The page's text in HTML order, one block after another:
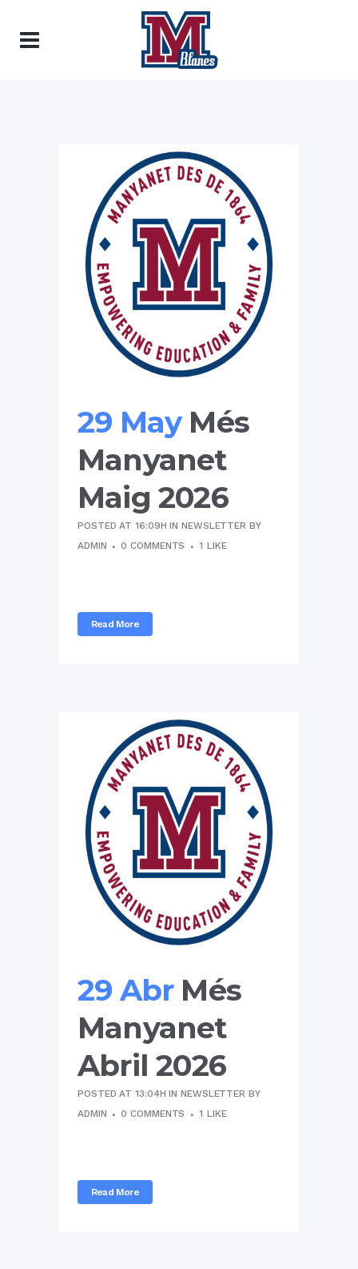
29 May Més
Manyanet
Maig 2026
POSTED AT 16:09H INNEWSLETTER BY
ADMIN
0 COMMENTS 1 LIKE
Read More
29 Abr Més
Manyanet
Abril 2026
POSTED AT 13:04H INNEWSLETTER BY
ADMIN
0 COMMENTS 1 LIKE
Read More